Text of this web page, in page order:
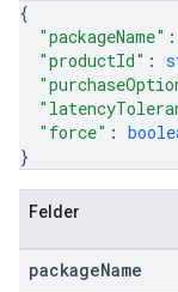
{
"packageName" :
"productId" :
"force" :
}
Felder
packageName